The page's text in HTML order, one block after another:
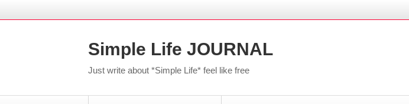
Simple Life JOURNAL
Just write about *Simple Life* feel like free